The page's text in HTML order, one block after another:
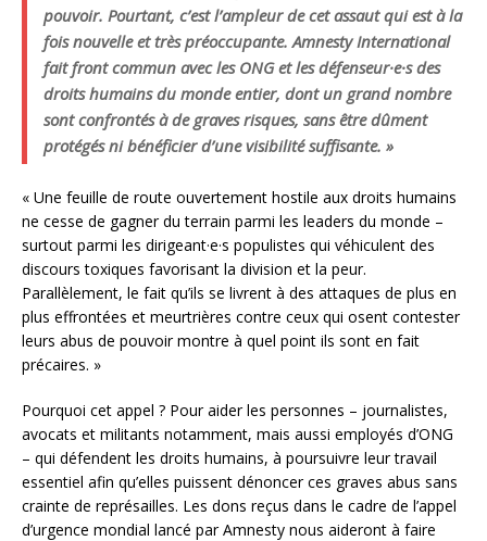
pouvoir. Pourtant, c’est l’ampleur de cet assaut qui est à la
fois nouvelle et très préoccupante. Amnesty International
fait front commun avec les ONG et les défenseur·e·s des
droits humains du monde entier, dont un grand nombre
sont confrontés à de graves risques, sans être dûment
protégés ni bénéficier d’une visibilité suffisante. »
« Une feuille de route ouvertement hostile aux droits humains
ne cesse de gagner du terrain parmi les leaders du monde –
surtout parmi les dirigeant·e·s populistes qui véhiculent des
discours toxiques favorisant la division et la peur.
Parallèlement, le fait qu’ils se livrent à des attaques de plus en
plus effrontées et meurtrières contre ceux qui osent contester
leurs abus de pouvoir montre à quel point ils sont en fait
précaires. »
Pourquoi cet appel ? Pour aider les personnes – journalistes,
avocats et militants notamment, mais aussi employés d’ONG
– qui défendent les droits humains, à poursuivre leur travail
essentiel afin qu’elles puissent dénoncer ces graves abus sans
crainte de représailles. Les dons reçus dans le cadre de l’appel
d’urgence mondial lancé par Amnesty nous aideront à faire